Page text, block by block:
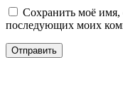
Сохранить моё имя,
последующих моих